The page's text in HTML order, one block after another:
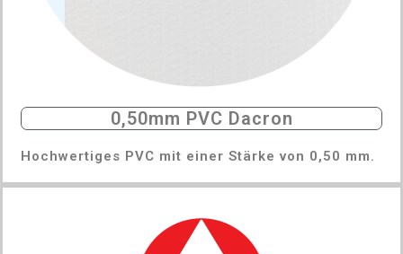
0,50mm PVC Dacron
Hochwertiges PVC mit einer Stärke von 0,50 mm.